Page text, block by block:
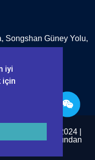
iyi
için
Songshan Güney Yolu,
Ltd. © 1999 – 2024 |
Haixu Tarafından